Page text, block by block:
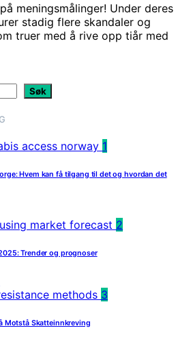
meningsmålinger! Under deres
stadig flere skandaler og
truer med å rive opp tiår med
Søk
1
Hvem kan få tilgang til det og hvordan det
2
Trender og prognoser
3
Motstå Skatteinnkreving